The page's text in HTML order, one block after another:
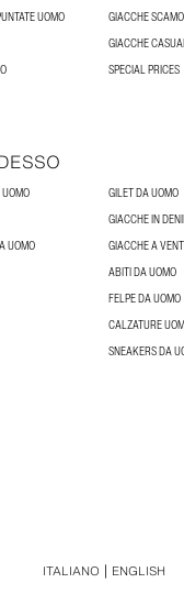
UOMO
GIACCHE
GIACCHE
SPECIAL PRICES
GILET DA UOMO
GIACCHE IN
UOMO
GIACCHE A
ABITI DA UOMO
FELPE DA UOMO
CALZATURE
SNEAKERS DA
ITALIANO ENGLISH